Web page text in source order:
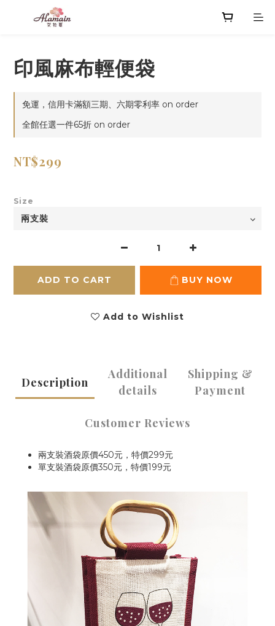
印風麻布輕便袋
免運，信用卡滿額三期、六期零利率 on order
全館任選一件65折 on order
NT$299
Size
ADD TO CART BUY NOW
Add to Wishlist
Description
Additional
details
Shipping &
Payment
Customer Reviews
兩支裝酒袋原價450元，特價299元
單支裝酒袋原價350元，特價199元